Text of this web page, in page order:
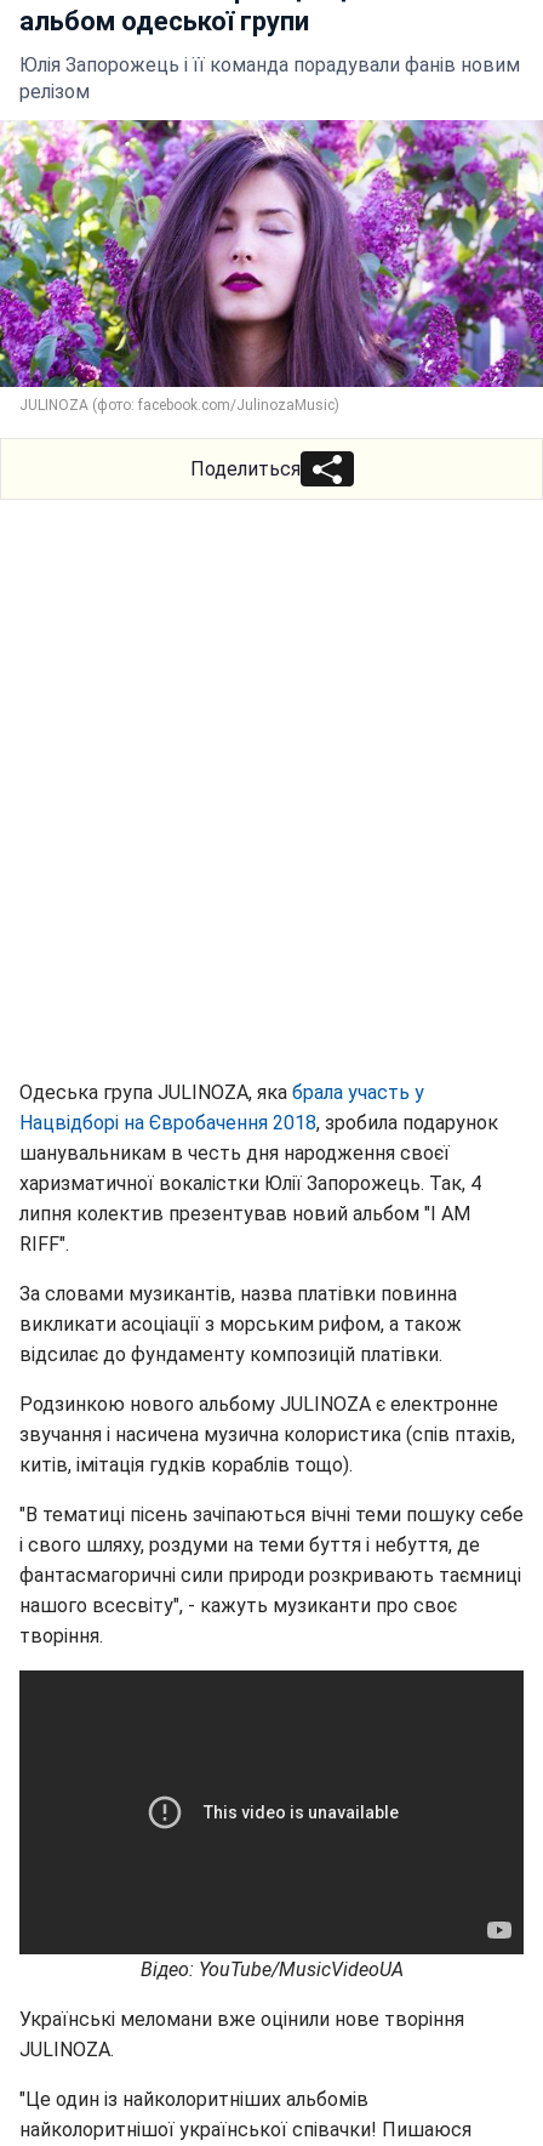
альбом одеської групи
Юлія Запорожець і її команда порадували фанів новим
релізом
JULINOZA (фото: facebook.com/JulinozaMusic)
Поделиться
Одеська група JULINOZA, яка брала участь у
Нацвідборі на Євробачення 2018, зробила подарунок
шанувальникам в честь дня народження своєї
харизматичної вокалістки Юлії Запорожець. Так, 4
липня колектив презентував новий альбом "I AM
RIFF".
За словами музикантів, назва платівки повинна
викликати асоціації з морським рифом, а також
відсилає до фундаменту композицій платівки.
Родзинкою нового альбому JULINOZA є електронне
звучання і насичена музична колористика (спів птахів,
китів, імітація гудків кораблів тощо).
"В тематиці пісень зачіпаються вічні теми пошуку себе
і свого шляху, роздуми на теми буття і небуття, де
фантасмагоричні сили природи розкривають таємниці
нашого всесвіту", - кажуть музиканти про своє
творіння.
Відео: YouTube/MusicVideoUA
Українські меломани вже оцінили нове творіння
JULINOZA.
"Це один із найколоритніших альбомів
найколоритнішої української співачки! Пишаюся